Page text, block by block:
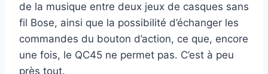
de la musique entre deux jeux de casques sans
fil Bose, ainsi que la possibilité d’échanger les
commandes du bouton d’action, ce que, encore
une fois, le QC45 ne permet pas. C’est à peu
près tout.